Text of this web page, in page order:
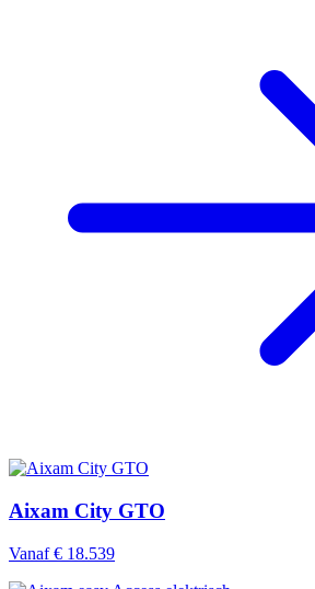
Aixam City GTO
Vanaf € 18.539